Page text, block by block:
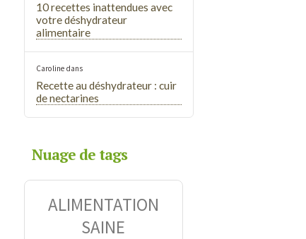
10 recettes inattendues avec
votre déshydrateur
alimentaire
Caroline dans
Recette au déshydrateur : cuir
de nectarines
Nuage de tags
ALIMENTATION
SAINE